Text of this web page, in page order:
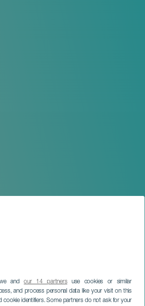
we andour 14 partnersuse cookies or similar
and process personal data like your visit on this
cookie identifiers. Some partners do not ask for your